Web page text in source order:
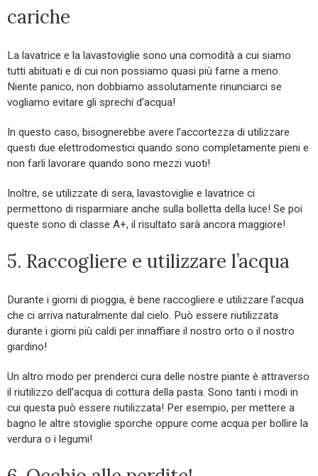
cariche
La lavatrice e la lavastoviglie sono una comodità a cui siamo
tutti abituati e di cui non possiamo quasi più farne a meno.
Niente panico, non dobbiamo assolutamente rinunciarci se
vogliamo evitare gli sprechi d’acqua!
In questo caso, bisognerebbe avere l’accortezza di utilizzare
questi due elettrodomestici quando sono completamente pieni e
non farli lavorare quando sono mezzi vuoti!
Inoltre, se utilizzate di sera, lavastoviglie e lavatrice ci
permettono di risparmiare anche sulla bolletta della luce! Se poi
queste sono di classe A+, il risultato sarà ancora maggiore!
5. Raccogliere e utilizzare l’acqua
Durante i giorni di pioggia, è bene raccogliere e utilizzare l’acqua
che ci arriva naturalmente dal cielo. Può essere riutilizzata
durante i giorni più caldi per innaffiare il nostro orto o il nostro
giardino!
Un altro modo per prenderci cura delle nostre piante è attraverso
il riutilizzo dell’acqua di cottura della pasta. Sono tanti i modi in
cui questa può essere riutilizzata! Per esempio, per mettere a
bagno le altre stoviglie sporche oppure come acqua per bollire la
verdura o i legumi!